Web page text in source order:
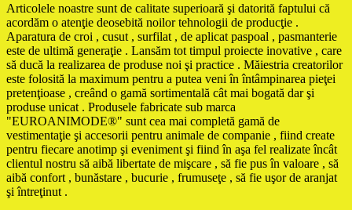
Articolele noastre sunt de calitate superioară şi datorită faptului că
acordăm o atenţie deosebită noilor tehnologii de producţie .
Aparatura de croi , cusut , surfilat , de aplicat paspoal , pasmanterie
este de ultimă generaţie . Lansăm tot timpul proiecte inovative , care
să ducă la realizarea de produse noi şi practice . Măiestria creatorilor
este folosită la maximum pentru a putea veni în întâmpinarea pieţei
pretenţioase , creând o gamă sortimentală cât mai bogată dar şi
produse unicat . Produsele fabricate sub marca
"EUROANIMODE®" sunt cea mai completă gamă de
vestimentaţie şi accesorii pentru animale de companie , fiind create
pentru fiecare anotimp şi eveniment şi fiind în aşa fel realizate încât
clientul nostru să aibă libertate de mişcare , să fie pus în valoare , să
aibă confort , bunăstare , bucurie , frumuseţe , să fie uşor de aranjat
şi întreţinut .